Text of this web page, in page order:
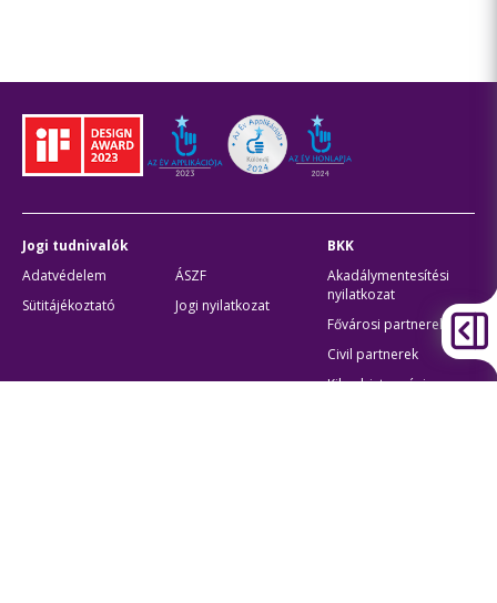
Jogi tudnivalók
Adatvédelem
ÁSZF
Sütitájékoztató
Jogi nyilatkozat
BKK
Akadálymentesítési
nyilatkozat
Fővárosi partnerek
Civil partnerek
Kiberbiztonsági